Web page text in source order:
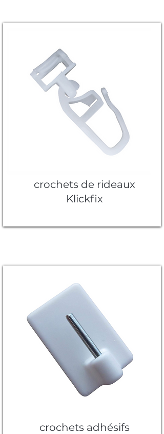
crochets de rideaux
Klickfix
crochets adhésifs